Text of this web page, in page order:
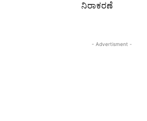
ನಿರಾಕರಣೆ
- Advertisment -